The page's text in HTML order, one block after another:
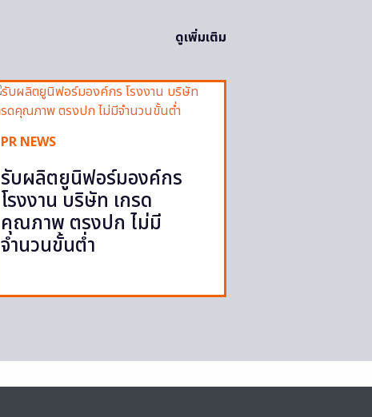
ดูเพิ่มเติม
PR NEWS
รับผลิตยูนิฟอร์มองค์กร
โรงงาน บริษัท เกรด
คุณภาพ ตรงปก ไม่มี
จำนวนขั้นต่ำ